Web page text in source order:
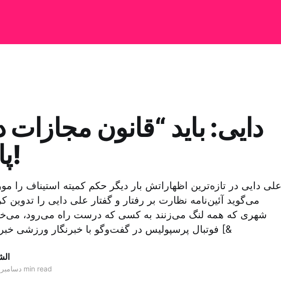
دایی: باید “قانون مجازات
پاس کنم!
علی دایی در تازه‌ترین اظهاراتش بار دیگر حکم کمیته استیناف را
می‌گوید آئین‌نامه نظارت بر رفتار و گفتار علی دایی را تدوین
شهری که همه لنگ می‌زنند به کسی که درست راه می‌رود،
فوتبال پرسپولیس در گفت‌وگو با خبرنگار ورزشی خبرگزاری دانشجویان [&
۱۲ دسامبر ۲۰۱۳ 3 min read